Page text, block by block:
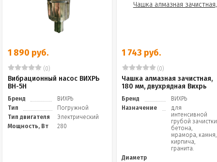
1 890 руб.
(0)
Вибрационный насос ВИХРЬ
ВН-5Н
Бренд
ВИХРЬ
Тип
Погружной
Тип двигателя
Электрический
Мощность, Вт
280
1 743 руб.
(0)
Чашка алмазная зачистная,
180 мм, двухрядная Вихрь
Бренд
ВИХРЬ
Назначение
для
интенсивной
грубой зачистки
бетона,
мрамора, камня,
кирпича,
гранита.
Диаметр